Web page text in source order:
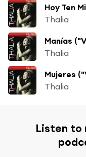
Hoy Ten
Thalia
Manías
Thalia
Thalia
Listen to